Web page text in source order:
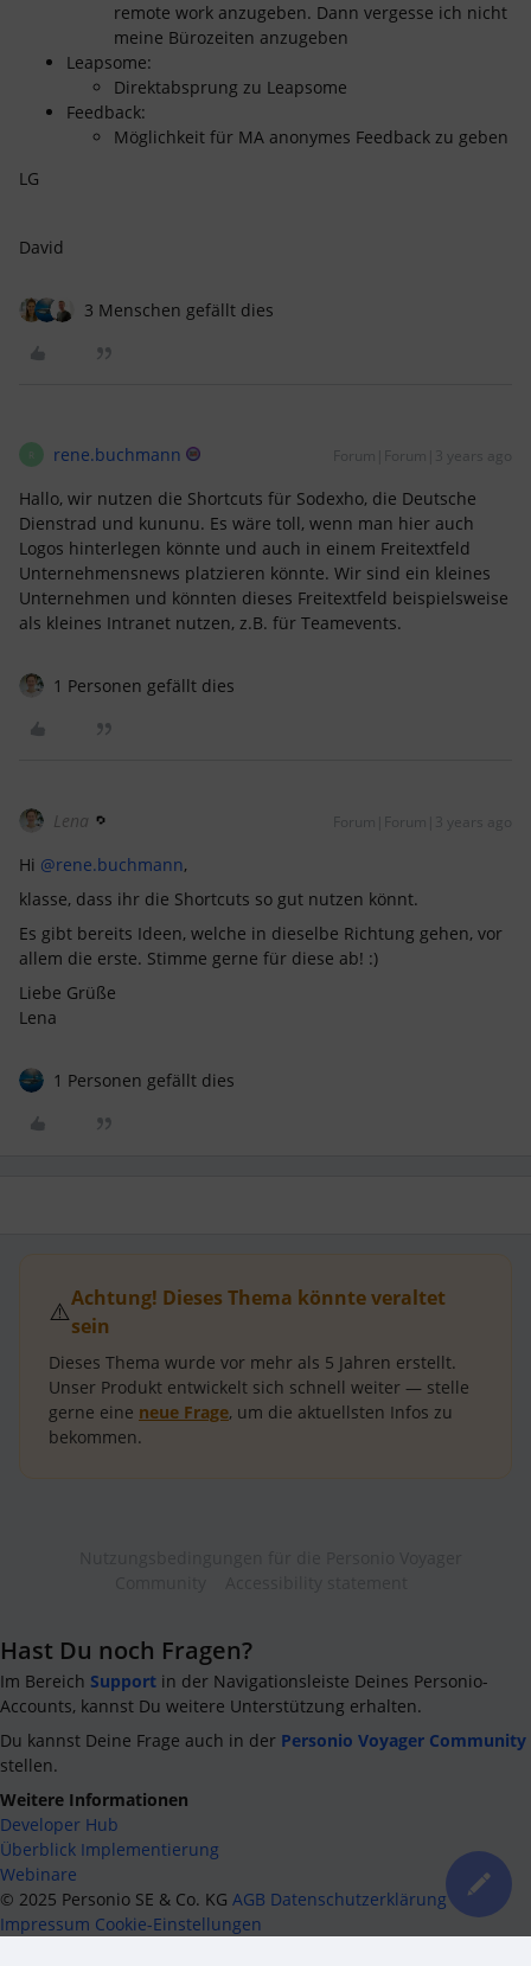
remote work anzugeben. Dann vergesse ich nicht
meine Bürozeiten anzugeben
Leapsome:
Direktabsprung zu Leapsome
Feedback:
Möglichkeit für MA anonymes Feedback zu geben
LG
David
3 Menschen gefällt dies
R rene.buchmann Forum|Forum|3 years ago
Hallo, wir nutzen die Shortcuts für Sodexho, die Deutsche
Dienstrad und kununu. Es wäre toll, wenn man hier auch
Logos hinterlegen könnte und auch in einem Freitextfeld
Unternehmensnews platzieren könnte. Wir sind ein kleines
Unternehmen und könnten dieses Freitextfeld beispielsweise
als kleines Intranet nutzen, z.B. für Teamevents.
1 Personen gefällt dies
Lena Forum|Forum|3 years ago
Hi @rene.buchmann,
klasse, dass ihr die Shortcuts so gut nutzen könnt.
Es gibt bereits Ideen, welche in dieselbe Richtung gehen, vor
allem die erste. Stimme gerne für diese ab! :)
Liebe Grüße
Lena
1 Personen gefällt dies
⚠️Achtung! Dieses Thema könnte veraltet
sein
Dieses Thema wurde vor mehr als 5 Jahren erstellt.
Unser Produkt entwickelt sich schnell weiter — stelle
gerne eine neue Frage, um die aktuellsten Infos zu
bekommen.
Hast Du noch Fragen?
Im Bereich Support in der Navigationsleiste Deines Personio-
Accounts, kannst Du weitere Unterstützung erhalten.
Du kannst Deine Frage auch in der Personio Voyager Community
stellen.
Weitere Informationen
Developer Hub
Überblick Implementierung
Webinare
© 2025 Personio SE & Co. KG AGB Datenschutzerklärung
Impressum Cookie-Einstellungen